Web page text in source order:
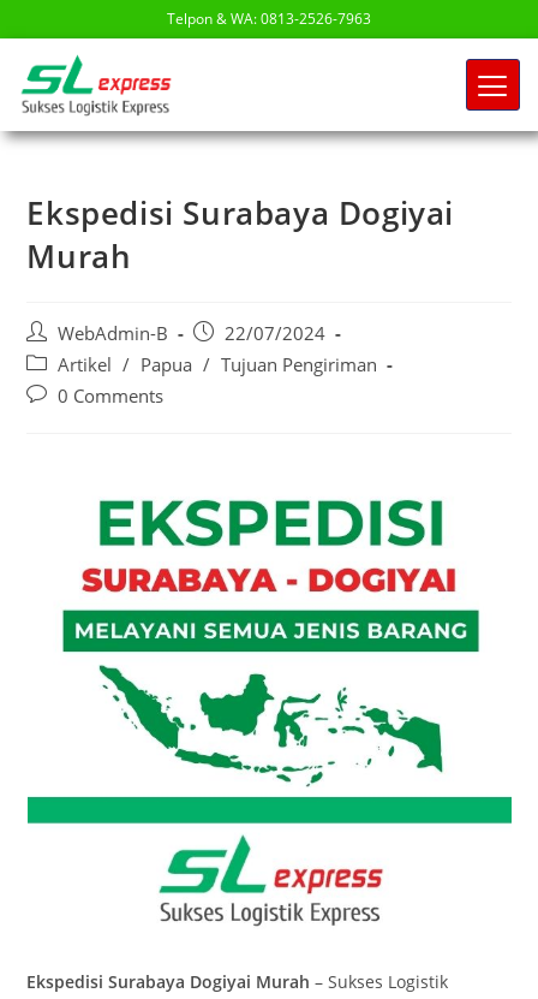
Telpon & WA: 0813-2526-7963
Ekspedisi Surabaya Dogiyai
Murah
WebAdmin-B
22/07/2024
Artikel
/ Papua / Tujuan Pengiriman
0 Comments
Ekspedisi Surabaya Dogiyai Murah – Sukses Logistik